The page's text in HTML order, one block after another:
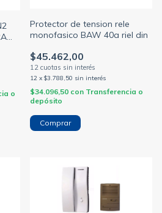
o
Protector de tension rele
monofasico BAW 40a riel din
$45.462,00
12 x $3.788,50 sin interés
$34.096,50 con Transferencia o
depósito